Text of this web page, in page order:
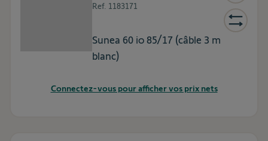
Ref. 1183171
Sunea 60 io 85/17 (câble 3 m
blanc)
Connectez-vous pour afficher vos prix nets